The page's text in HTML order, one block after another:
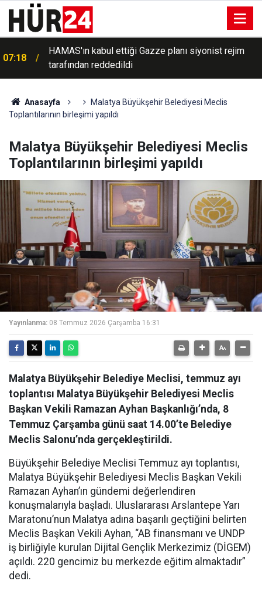
07:18
HAMAS'ın kabul ettiği Gazze planı siyonist rejim
tarafından reddedildi
Anasayfa
Malatya Büyükşehir Belediyesi Meclis
Toplantılarının birleşimi yapıldı
Malatya Büyükşehir Belediyesi Meclis
Toplantılarının birleşimi yapıldı
Yayınlanma: 08 Temmuz 2026 Çarşamba 16:31
Malatya Büyükşehir Belediye Meclisi, temmuz ayı
toplantısı Malatya Büyükşehir Belediyesi Meclis
Başkan Vekili Ramazan Ayhan Başkanlığı’nda, 8
Temmuz Çarşamba günü saat 14.00’te Belediye
Meclis Salonu’nda gerçekleştirildi.
Büyükşehir Belediye Meclisi Temmuz ayı toplantısı,
Malatya Büyükşehir Belediyesi Meclis Başkan Vekili
Ramazan Ayhan’ın gündemi değerlendiren
konuşmalarıyla başladı. Uluslararası Arslantepe Yarı
Maratonu’nun Malatya adına başarılı geçtiğini belirten
Meclis Başkan Vekili Ayhan, “AB finansmanı ve UNDP
iş birliğiyle kurulan Dijital Gençlik Merkezimiz (DİGEM)
açıldı. 220 gencimiz bu merkezde eğitim almaktadır”
dedi.